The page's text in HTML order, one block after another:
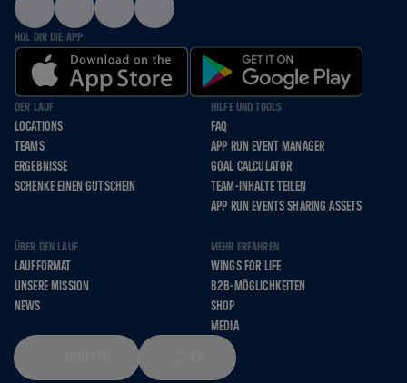
HOL DIR DIE APP
DER LAUF
LOCATIONS
TEAMS
ERGEBNISSE
SCHENKE EINEN GUTSCHEIN
HILFE UND TOOLS
FAQ
APP RUN EVENT MANAGER
GOAL CALCULATOR
TEAM-INHALTE TEILEN
APP RUN EVENTS SHARING ASSETS
ÜBER DEN LAUF
LAUFFORMAT
UNSERE MISSION
NEWS
MEHR ERFAHREN
WINGS FOR LIFE
B2B-MÖGLICHKEITEN
SHOP
MEDIA